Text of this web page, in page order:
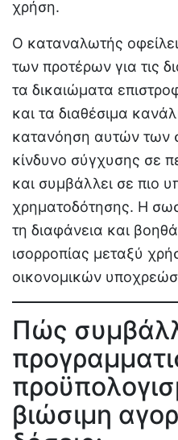
χρήση.
Ο καταναλωτής
των προτέρων για τις
τα δικαιώματα
και τα διαθέσιμα
κατανόηση αυτών των
κίνδυνο σύγχυσης σε
και συμβάλλει σε πιο
χρηματοδότησης. Η
τη διαφάνεια και
ισορροπίας μεταξύ
οικονομικών
Πώς
βιώσιμη